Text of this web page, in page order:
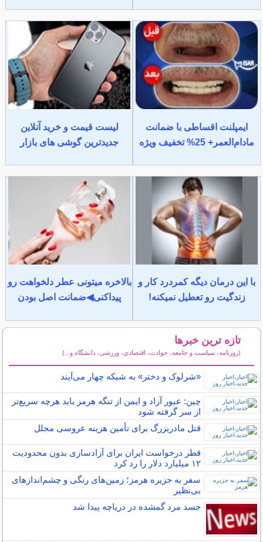
ایمپلنت اقساطی با ضمانت
مادام‌العمر+ 25% تخفیف ویژه
لیست قیمت و خرید آنلاین
جدیدترین گوشی های بازار
با این درمان دیگه کمردرد کار و
زندگیت رو تعطیل نمیکنه!
بالاخره میتونی عطر دلخواهت رو
پیداکنی◀ضمانت اصل بودن
تازه ترین خبرها
(روزنامه، سیاست و جامعه، حوادث، اقتصادی، ورزشی، دانشگاه و...)
«شرلوک و دختر» به شبکه چهار می‌آیند
چین: عبور آزاد و ایمن از تنگه هرمز باید هرچه سریع‌تر
از سر گرفته شود
قتل مادربزرگ برای تأمین هزینه عروسی مجلل
قطر درخواست ایران برای آزادسازی بدون محدودیت
۱۲ میلیارد دلار را رد کرد
سفر به جزیره هرمز؛ زمین‌های رنگی و چشم‌اندازهای
بی‌نظیر
جسد مرد گمشده در دریاچه پیدا شد